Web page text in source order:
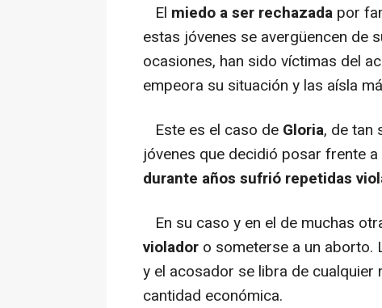
El miedo a ser rechazada por
estas jóvenes se avergüencen de
ocasiones, han sido víctimas del
empeora su situación y las aísla
Este es el caso de Gloria, de tan
jóvenes que decidió posar frente
durante años sufrió repetidas
En su caso y en el de muchas
violador o someterse a un
y el acosador se libra de
cantidad económica.